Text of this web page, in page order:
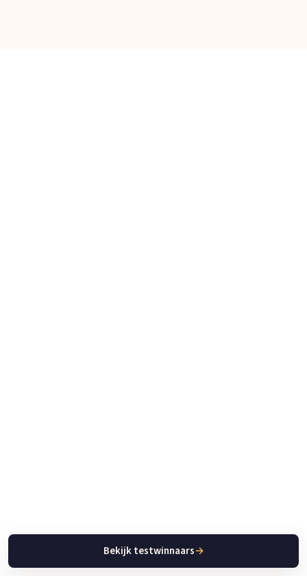
Bekijk testwinnaars→